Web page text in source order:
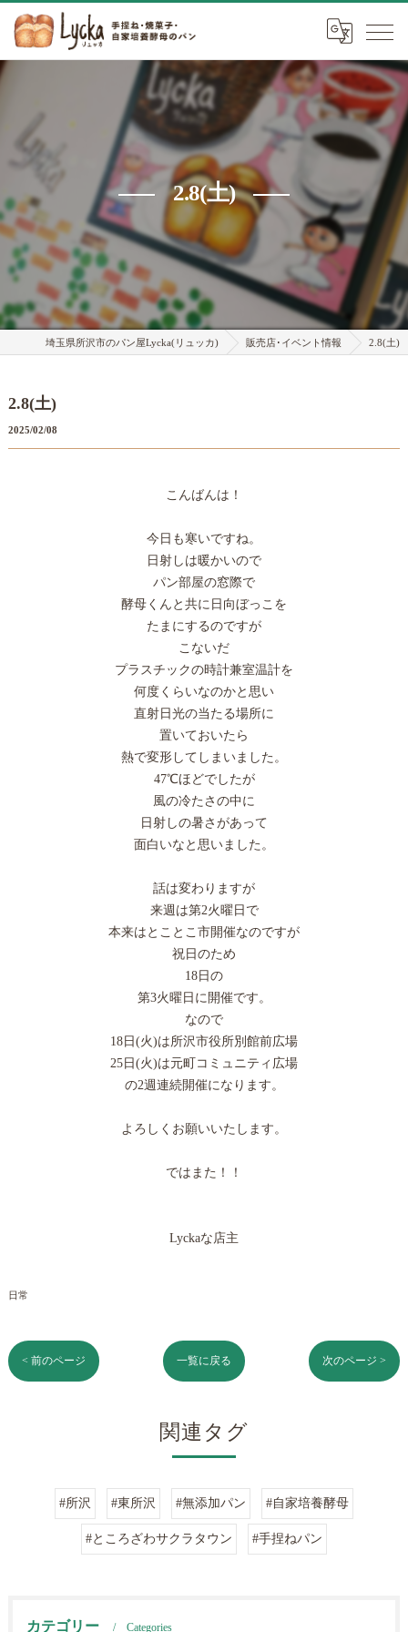
2.8(土)
埼玉県所沢市のパン屋Lycka(リュッカ) 販売店･イベント情報 2.8(土)
2.8(土)
2025/02/08
こんばんは！
今日も寒いですね。
日射しは暖かいので
パン部屋の窓際で
酵母くんと共に日向ぼっこを
たまにするのですが
こないだ
プラスチックの時計兼室温計を
何度くらいなのかと思い
直射日光の当たる場所に
置いておいたら
熱で変形してしまいました。
47℃ほどでしたが
風の冷たさの中に
日射しの暑さがあって
面白いなと思いました。
話は変わりますが
来週は第2火曜日で
本来はとことこ市開催なのですが
祝日のため
18日の
第3火曜日に開催です。
なので
18日(火)は所沢市役所別館前広場
25日(火)は元町コミュニティ広場
の2週連続開催になります。
よろしくお願いいたします。
ではまた！！
Lyckaな店主
日常
< 前のページ 一覧に戻る 次のページ >
関連タグ
#所沢 #東所沢 #無添加パン #自家培養酵母
#ところざわサクラタウン #手捏ねパン
カテゴリー Categories